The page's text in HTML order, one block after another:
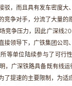
驳，而且具有发车密度大
竞争对手，分流了大量的
竞争压力，因此广深线
接领导下，广铁集团公司
等单位陆续参与了可行
，广深铁路具备既有线
了提速的主要限制，为适